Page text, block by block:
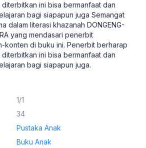
ini bisa bermanfaat dan
bagi siapapun juga Semangat
dalam literasi khazanah DONGENG-
yang mendasari penerbit
konten di buku ini. Penerbit berharap
ini bisa bermanfaat dan
bagi siapapun juga.
1/1
34
Pustaka Anak
Buku Anak